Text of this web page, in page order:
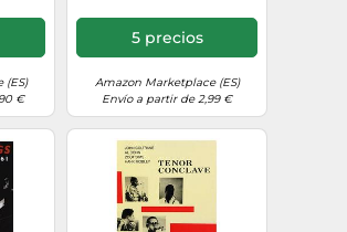
(ES)
€
5 precios
Amazon Marketplace (ES)
Envío a partir de 2,99 €